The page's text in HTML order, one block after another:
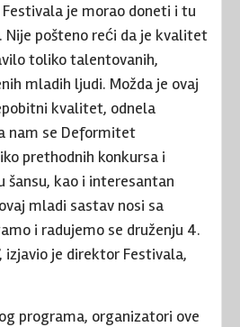
je morao doneti i tu
Nije pošteno reći da je kvalitet
toliko talentovanih,
mladih ljudi. Možda je ovaj
kvalitet, odnela
nam se Deformitet
prethodnih konkursa i
šansu, kao i interesantan
mladi sastav nosi sa
i radujemo se druženju 4.
izjavio je direktor Festivala,
programa, organizatori ove